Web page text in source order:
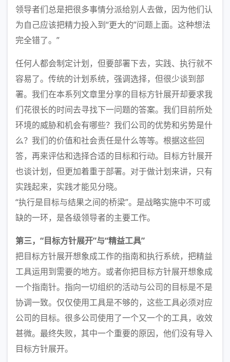
领导者们总是把很多事情分派给别人去做，因为他们认
为自己应该把精力投入到“更大的”问题上面。这种想法
完全错了。”
任何人都会制定计划，但要部署下去，实践、执行就不
容易了。传统的计划系统，强调选择，但很少谈到部
署。我们在本系列文章里分享的目标方针展开却要求我
们花很长的时间去寻找下一问题的答案。我们目前所处
环境的威胁和机会有哪些？我们公司的优势和劣势是什
么？我们的价值和社会责任是什么等等。根据这些回
答，再来评估和选择合适的目标和行动。目标方针展开
也谈计划，但更加着重于部署。对于做计划来讲，只有
实践起来，实践才能见分晓。
“执行是目标与结果之间的桥梁”。是战略实施中不可或
缺的一环，是各级领导者的主要工作。
第三，“目标方针展开”与“精益工具”
把目标方针展开想象成工作的指南和执行系统，把精益
工具运用到需要的地方。或者你把目标方针展开想象成
一个指南针。指向一切组织的活动与公司的目标是不是
协调一致。仅仅使用工具是不够的，这些工具必须对应
公司的目标。很多公司使用了一个又一个的工具，收效
甚微。最终失败，其中一个重要的原因，他们没有导入
目标方针展开。